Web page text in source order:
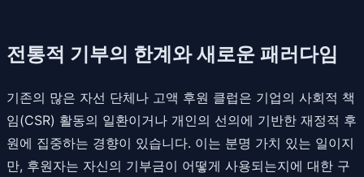
전통적 기부의 한계와 새로운 패러다임
기존의 많은 자선 단체나 고액 후원 클럽은 기업의 사회적 책
임(CSR) 활동의 일환이거나 개인의 선의에 기반한 재정적 후
원에 집중하는 경향이 있습니다. 이는 분명 가치 있는 일이지
만, 후원자는 자신의 기부금이 어떻게 사용되는지에 대한 구